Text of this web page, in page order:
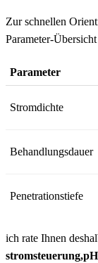
Zur schnellen
Parameter
Stromdichte
Behandlungsdauer
Penetrationstiefe
ich rate Ihnen